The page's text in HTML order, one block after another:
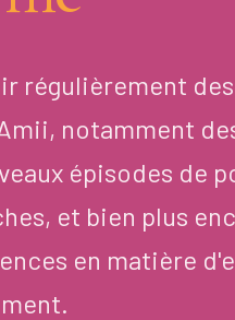
régulièrement
notamment
épisodes de
et bien plus
en matière